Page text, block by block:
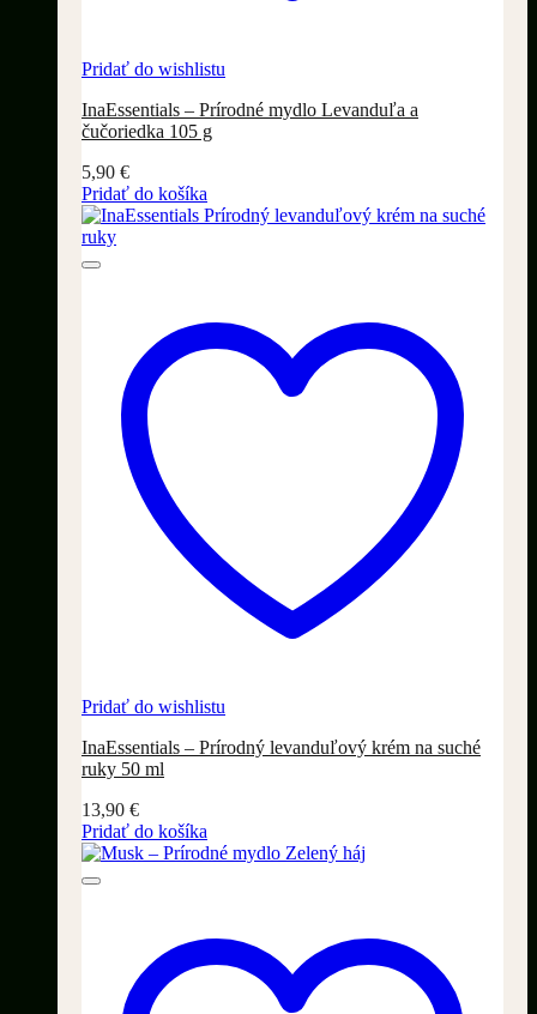
Pridať do wishlistu
InaEssentials – Prírodné mydlo Levanduľa a
čučoriedka 105 g
5,90 €
Pridať do košíka
Pridať do wishlistu
InaEssentials – Prírodný levanduľový krém na suché
ruky 50 ml
13,90 €
Pridať do košíka